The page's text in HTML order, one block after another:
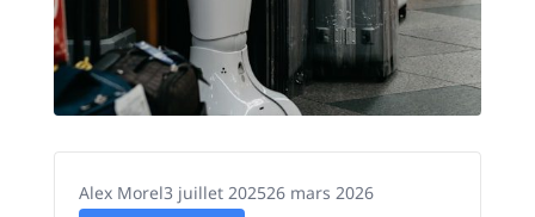
Alex Morel3 juillet 202526 mars 2026